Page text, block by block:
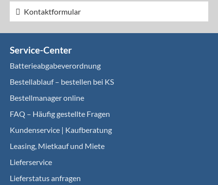
Kontaktformular
Service-Center
Batterieabgabeverordnung
Bestellablauf – bestellen bei KS
Bestellmanager online
FAQ – Häufig gestellte Fragen
Kundenservice | Kaufberatung
Leasing, Mietkauf und Miete
Lieferservice
Lieferstatus anfragen